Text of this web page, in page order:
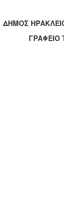
ΔΗΜΟΣ
ΓΡΑΦΕΙΟ